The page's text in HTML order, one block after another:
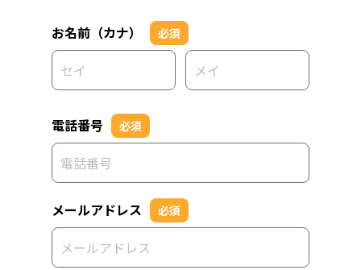
お名前（カナ） 必須
電話番号 必須
メールアドレス 必須